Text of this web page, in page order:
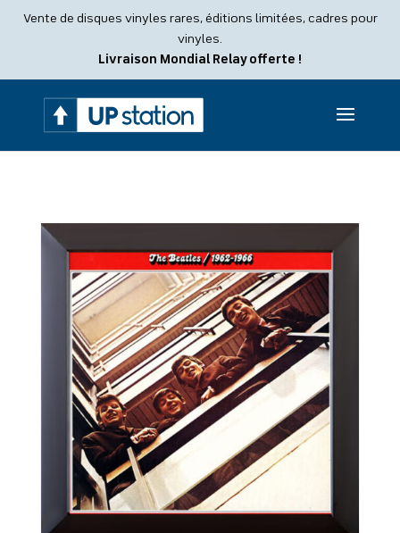
Vente de disques vinyles rares, éditions limitées, cadres pour
vinyles.
Livraison Mondial Relay offerte !